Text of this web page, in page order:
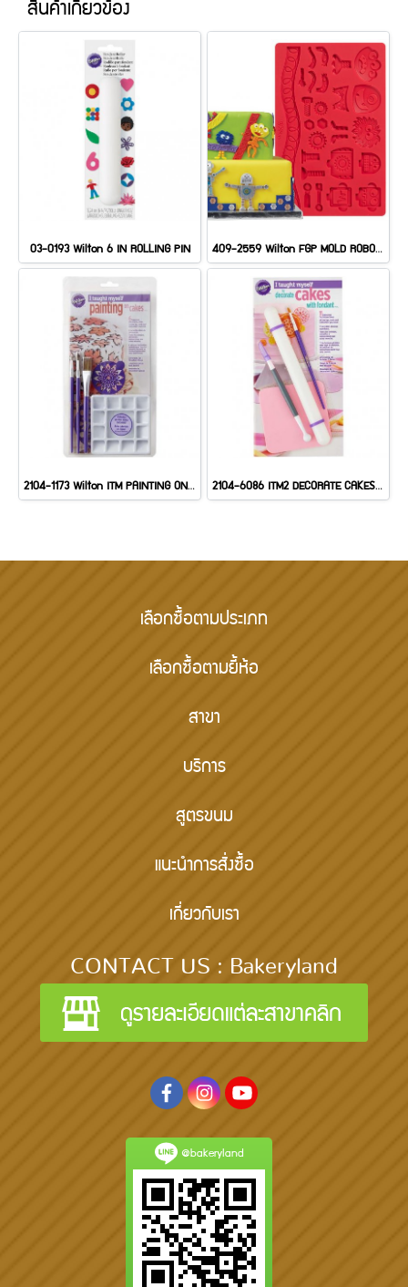
สินค้าเกี่ยวข้อง
03-0193 Wilton 6 IN ROLLING PIN 409-2559 Wilton FGP MOLD ROBOTS MONSTERS
2104-1173 Wilton ITM PAINTING ON CAKES 2104-6086 ITM2 DECORATE CAKES W/FON
เลือกซื้อตามประเภท
เลือกซื้อตามยี้ห้อ
สาขา
บริการ
สูตรขนม
แนะนำการสั่งซื้อ
เกี่ยวกับเรา
CONTACT US : Bakeryland
@bakeryland